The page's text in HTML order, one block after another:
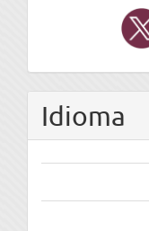
Twitter
Idioma